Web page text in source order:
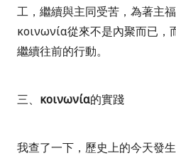
工，繼續與主同受苦，為著主
κοινωνία從來不是內聚而已，
繼續往前的行動。
三、 κοινωνία的實踐
我查了一下，歷史上的今天發